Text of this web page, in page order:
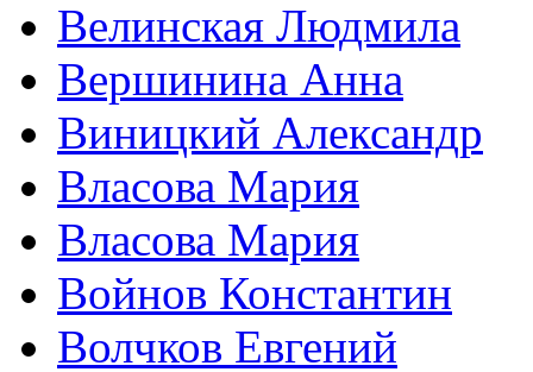
Велинская Людмила
Вершинина Анна
Виницкий Александр
Власова Мария
Власова Мария
Войнов Константин
Волчков Евгений